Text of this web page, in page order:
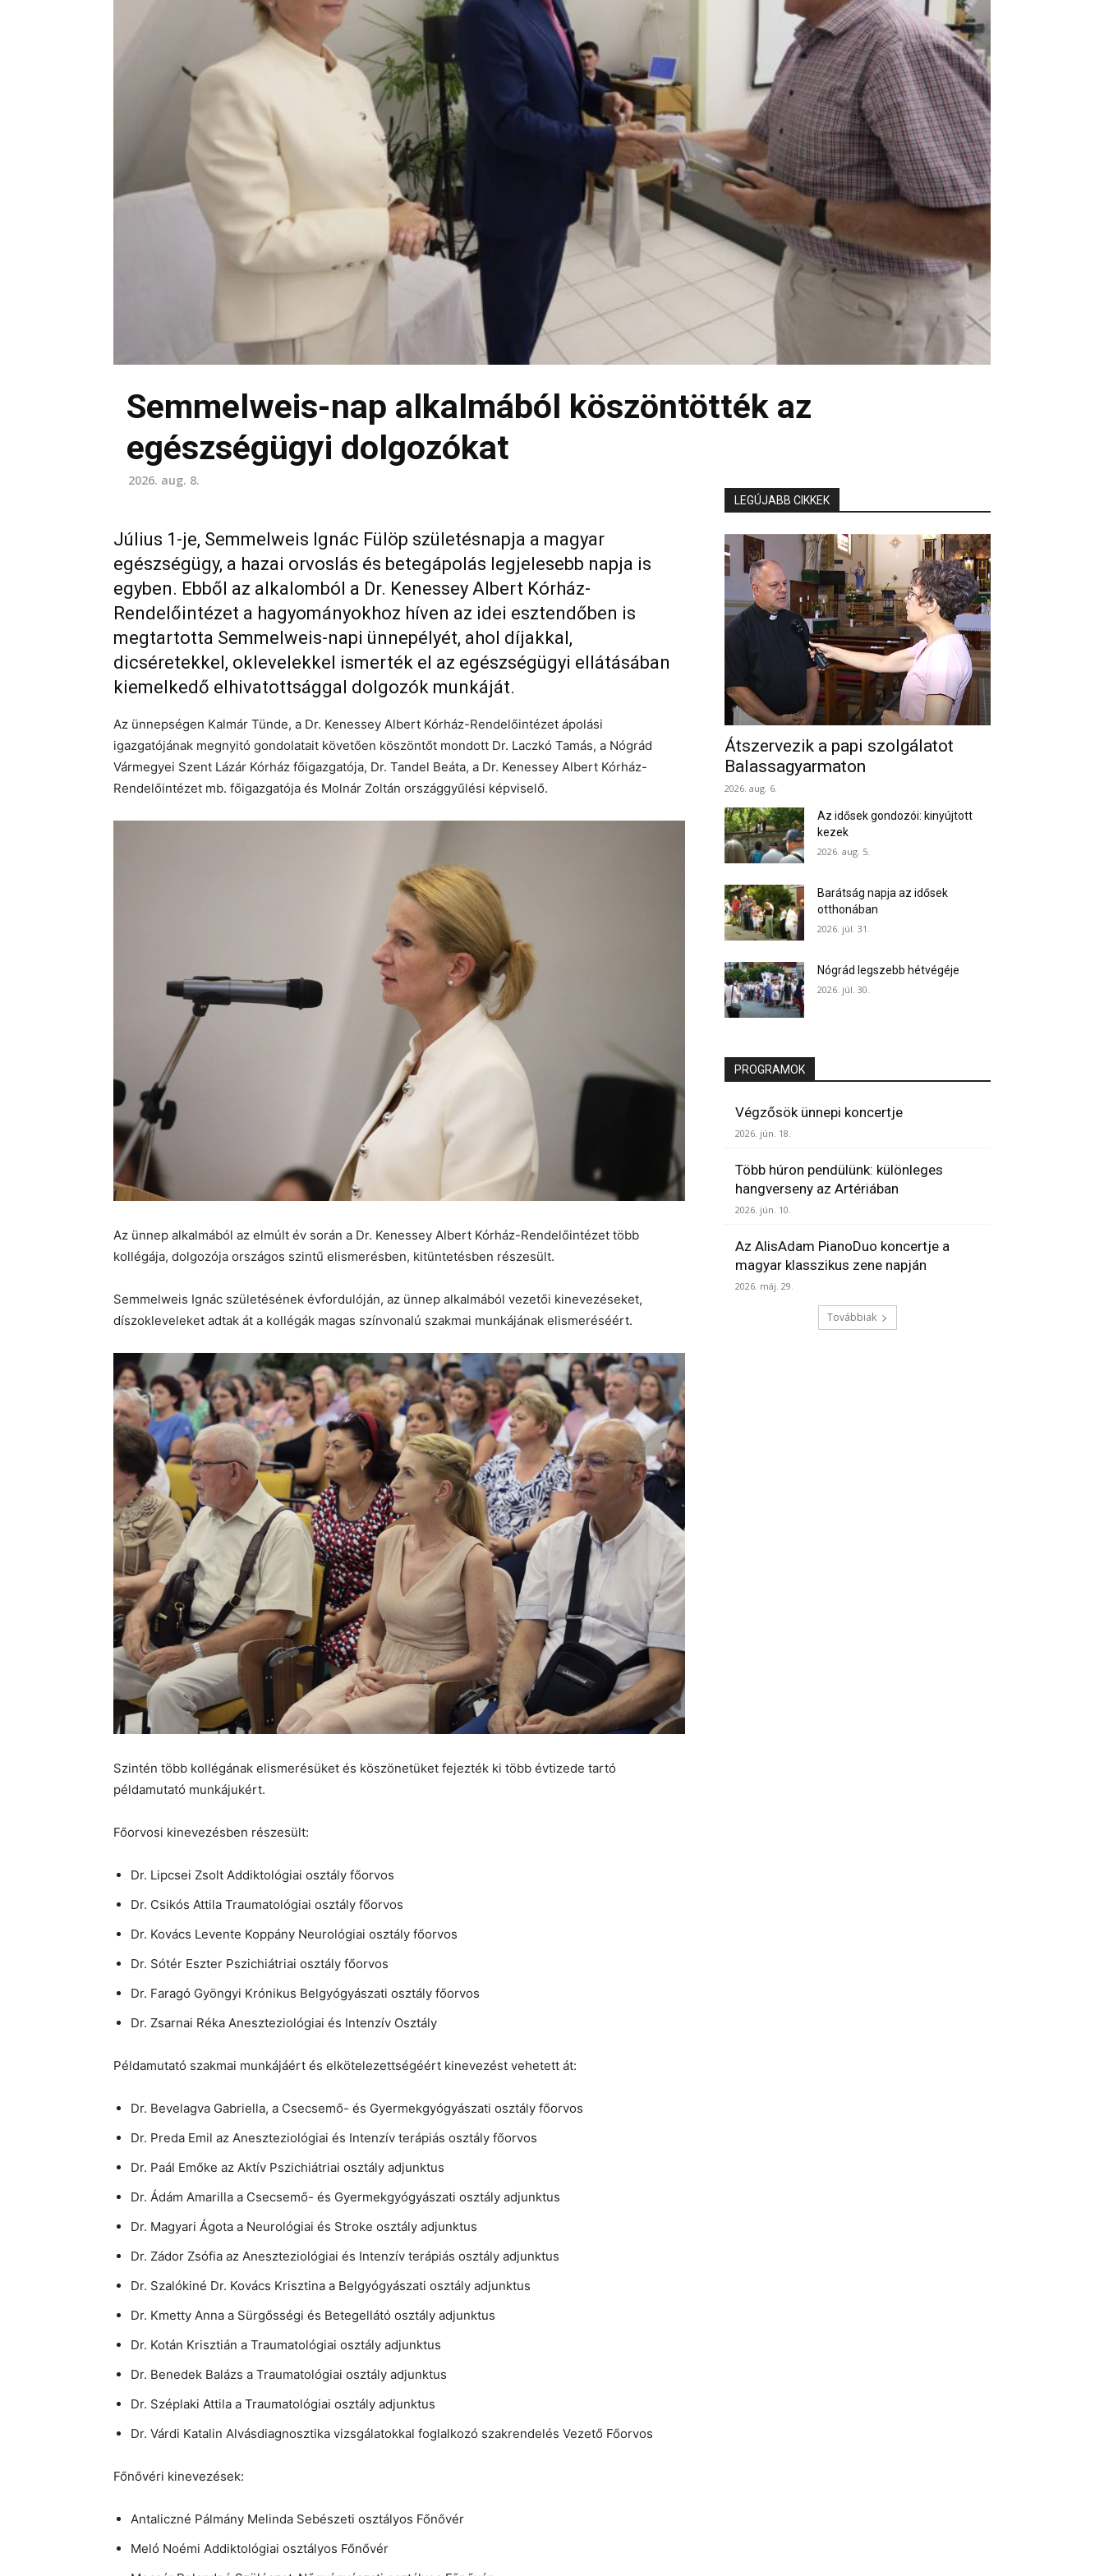
Semmelweis-nap alkalmából köszöntötték az
egészségügyi dolgozókat
2026. aug. 8.
Július 1-je, Semmelweis Ignác Fülöp születésnapja a magyar
egészségügy, a hazai orvoslás és betegápolás legjelesebb napja is
egyben. Ebből az alkalomból a Dr. Kenessey Albert Kórház-
Rendelőintézet a hagyományokhoz híven az idei esztendőben is
megtartotta Semmelweis-napi ünnepélyét, ahol díjakkal,
dicséretekkel, oklevelekkel ismerték el az egészségügyi ellátásában
kiemelkedő elhivatottsággal dolgozók munkáját.
Az ünnepségen Kalmár Tünde, a Dr. Kenessey Albert Kórház-Rendelőintézet ápolási
igazgatójának megnyitó gondolatait követően köszöntőt mondott Dr. Laczkó Tamás, a Nógrád
Vármegyei Szent Lázár Kórház főigazgatója, Dr. Tandel Beáta, a Dr. Kenessey Albert Kórház-
Rendelőintézet mb. főigazgatója és Molnár Zoltán országgyűlési képviselő.
Az ünnep alkalmából az elmúlt év során a Dr. Kenessey Albert Kórház-Rendelőintézet több
kollégája, dolgozója országos szintű elismerésben, kitüntetésben részesült.
Semmelweis Ignác születésének évfordulóján, az ünnep alkalmából vezetői kinevezéseket,
díszokleveleket adtak át a kollégák magas színvonalú szakmai munkájának elismeréséért.
Szintén több kollégának elismerésüket és köszönetüket fejezték ki több évtizede tartó
példamutató munkájukért.
Főorvosi kinevezésben részesült:
Dr. Lipcsei Zsolt Addiktológiai osztály főorvos
Dr. Csikós Attila Traumatológiai osztály főorvos
Dr. Kovács Levente Koppány Neurológiai osztály főorvos
Dr. Sótér Eszter Pszichiátriai osztály főorvos
Dr. Faragó Gyöngyi Krónikus Belgyógyászati osztály főorvos
Dr. Zsarnai Réka Aneszteziológiai és Intenzív Osztály
Példamutató szakmai munkájáért és elkötelezettségéért kinevezést vehetett át:
Dr. Bevelagva Gabriella, a Csecsemő- és Gyermekgyógyászati osztály főorvos
Dr. Preda Emil az Aneszteziológiai és Intenzív terápiás osztály főorvos
Dr. Paál Emőke az Aktív Pszichiátriai osztály adjunktus
Dr. Ádám Amarilla a Csecsemő- és Gyermekgyógyászati osztály adjunktus
Dr. Magyari Ágota a Neurológiai és Stroke osztály adjunktus
Dr. Zádor Zsófia az Aneszteziológiai és Intenzív terápiás osztály adjunktus
Dr. Szalókiné Dr. Kovács Krisztina a Belgyógyászati osztály adjunktus
Dr. Kmetty Anna a Sürgősségi és Betegellátó osztály adjunktus
Dr. Kotán Krisztián a Traumatológiai osztály adjunktus
Dr. Benedek Balázs a Traumatológiai osztály adjunktus
Dr. Széplaki Attila a Traumatológiai osztály adjunktus
Dr. Várdi Katalin Alvásdiagnosztika vizsgálatokkal foglalkozó szakrendelés Vezető Főorvos
Főnővéri kinevezések:
Antaliczné Pálmány Melinda Sebészeti osztályos Főnővér
Meló Noémi Addiktológiai osztályos Főnővér
LEGÚJABB CIKKEK
Átszervezik a papi szolgálatot
Balassagyarmaton
2026. aug. 6.
Az idősek gondozói: kinyújtott
kezek
2026. aug. 5.
Barátság napja az idősek
otthonában
2026. júl. 31.
Nógrád legszebb hétvégéje
2026. júl. 30.
PROGRAMOK
Végzősök ünnepi koncertje
2026. jún. 18.
Több húron pendülünk: különleges
hangverseny az Artériában
2026. jún. 10.
Az AlisAdam PianoDuo koncertje a
magyar klasszikus zene napján
2026. máj. 29.
Továbbiak